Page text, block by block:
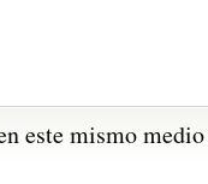
este mismo medio